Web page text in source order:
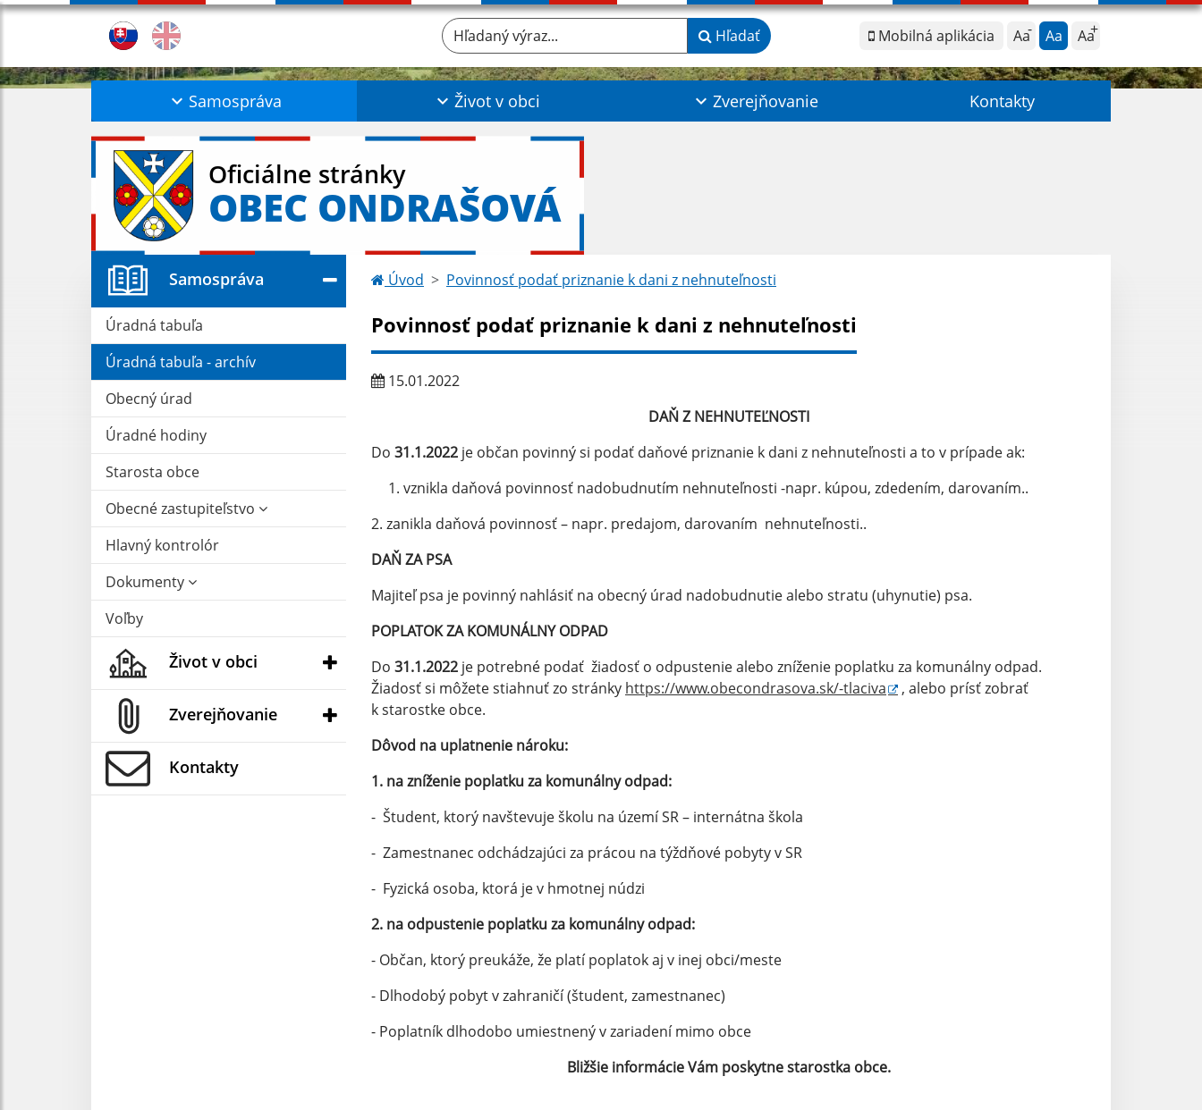
Mobilná aplikácia Aa Aa Aa
Hľadaný výraz... Hľadať
Samospráva Život v obci Zverejňovanie Kontakty
Oficiálne stránky
OBEC ONDRAŠOVÁ
Samospráva
Úradná tabuľa
Úradná tabuľa - archív
Obecný úrad
Úradné hodiny
Starosta obce
Obecné zastupiteľstvo
Hlavný kontrolór
Dokumenty
Voľby
Život v obci
Zverejňovanie
Kontakty
Úvod Povinnosť podať priznanie k dani z nehnuteľnosti
Povinnosť podať priznanie k dani z nehnuteľnosti
15.01.2022
DAŇ Z NEHNUTEĽNOSTI
Do 31.1.2022 je občan povinný si podať daňové priznanie k dani z nehnuteľnosti a to v prípade ak:
1. vznikla daňová povinnosť nadobudnutím nehnuteľnosti -napr. kúpou, zdedením, darovaním..
2. zanikla daňová povinnosť – napr. predajom, darovaním nehnuteľnosti..
DAŇ ZA PSA
Majiteľ psa je povinný nahlásiť na obecný úrad nadobudnutie alebo stratu (uhynutie) psa.
POPLATOK ZA KOMUNÁLNY ODPAD
Do 31.1.2022 je potrebné podať žiadosť o odpustenie alebo zníženie poplatku za komunálny odpad.
Žiadosť si môžete stiahnuť zo stránky https://www.obecondrasova.sk/-tlaciva
, alebo prísť zobrať
k starostke obce.
Dôvod na uplatnenie nároku:
1. na zníženie poplatku za komunálny odpad:
- Študent, ktorý navštevuje školu na území SR – internátna škola
- Zamestnanec odchádzajúci za prácou na týždňové pobyty v SR
- Fyzická osoba, ktorá je v hmotnej núdzi
2. na odpustenie poplatku za komunálny odpad:
- Občan, ktorý preukáže, že platí poplatok aj v inej obci/meste
- Dlhodobý pobyt v zahraničí (študent, zamestnanec)
- Poplatník dlhodobo umiestnený v zariadení mimo obce
Bližšie informácie Vám poskytne starostka obce.